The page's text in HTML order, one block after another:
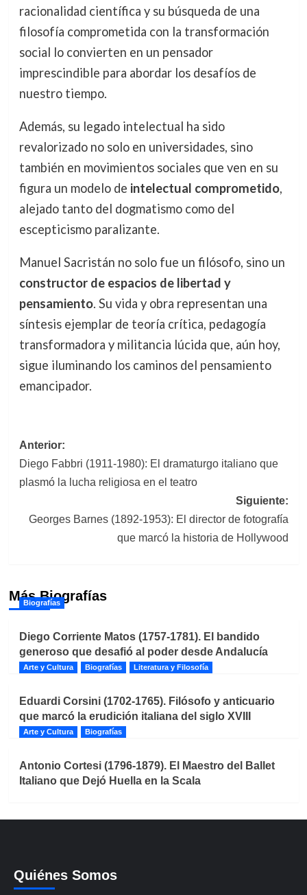
racionalidad científica y su búsqueda de una
filosofía comprometida con la transformación
social lo convierten en un pensador
imprescindible para abordar los desafíos de
nuestro tiempo.
Además, su legado intelectual ha sido
revalorizado no solo en universidades, sino
también en movimientos sociales que ven en su
figura un modelo de intelectual comprometido,
alejado tanto del dogmatismo como del
escepticismo paralizante.
Manuel Sacristán no solo fue un filósofo, sino un
constructor de espacios de libertad y
pensamiento. Su vida y obra representan una
síntesis ejemplar de teoría crítica, pedagogía
transformadora y militancia lúcida que, aún hoy,
sigue iluminando los caminos del pensamiento
emancipador.
Navegación
de
entradas
Anterior:
Diego Fabbri (1911-1980): El dramaturgo italiano que
plasmó la lucha religiosa en el teatro
Siguiente:
Georges Barnes (1892-1953): El director de fotografía
que marcó la historia de Hollywood
Más Biografías
Biografías
Diego Corriente Matos (1757-1781). El bandido
generoso que desafió al poder desde Andalucía
Arte y Cultura Biografías Literatura y Filosofía
Eduardi Corsini (1702-1765). Filósofo y anticuario
que marcó la erudición italiana del siglo XVIII
Arte y Cultura Biografías
Antonio Cortesi (1796-1879). El Maestro del Ballet
Italiano que Dejó Huella en la Scala
Quiénes Somos